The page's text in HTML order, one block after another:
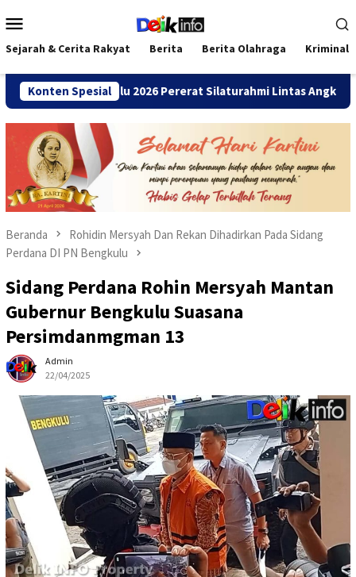
ke
kontenMobile
Sejarah & Cerita Rakyat Berita Berita Olahraga Kriminal
Konten Spesial
Bengkulu 2026 Pererat Silaturahmi Lintas Angkatan
Beranda
Rohidin Mersyah Dan Rekan Dihadirkan Pada Sidang
Perdana DI PN Bengkulu
Sidang Perdana Rohin Mersyah Mantan
Gubernur Bengkulu Suasana
Persimdanmgman 13
Admin
22/04/2025